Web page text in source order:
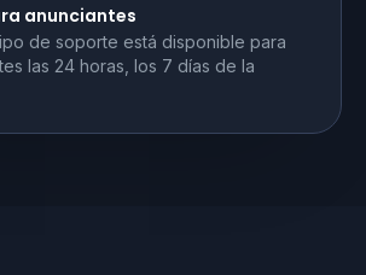
anunciantes
de soporte está disponible para
las 24 horas, los 7 días de la